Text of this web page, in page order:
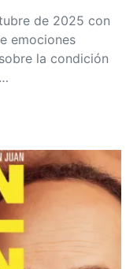
de 2025 con
emociones
la condición